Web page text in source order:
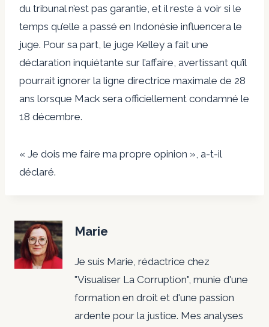
du tribunal n’est pas garantie, et il reste à voir si le
temps qu’elle a passé en Indonésie influencera le
juge. Pour sa part, le juge Kelley a fait une
déclaration inquiétante sur l’affaire, avertissant qu’il
pourrait ignorer la ligne directrice maximale de 28
ans lorsque Mack sera officiellement condamné le
18 décembre.
« Je dois me faire ma propre opinion », a-t-il
déclaré.
Marie
Je suis Marie, rédactrice chez
"Visualiser La Corruption", munie d'une
formation en droit et d'une passion
ardente pour la justice. Mes analyses